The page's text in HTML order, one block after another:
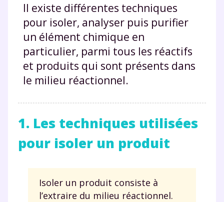
Il existe différentes techniques
pour isoler, analyser puis purifier
un élément chimique en
particulier, parmi tous les réactifs
et produits qui sont présents dans
le milieu réactionnel.
1. Les techniques utilisées
pour isoler un produit
Isoler un produit consiste à
l’extraire du milieu réactionnel.